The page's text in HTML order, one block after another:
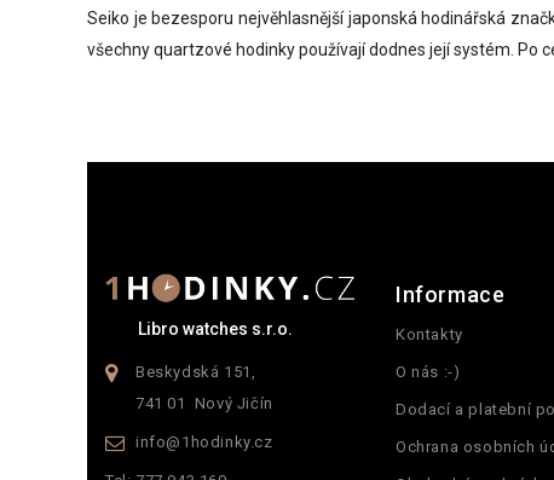
Seiko je bezesporu nejvěhlasnější japonská hodinářská
všechny quartzové hodinky používají dodnes její systém. Po
Libro watches s.r.o.
Beskydská 151,
741 01 Nový Jičín
info@1hodinky.cz
Informace
Kontakty
O nás :-)
Dodací a platební
Ochrana osobních